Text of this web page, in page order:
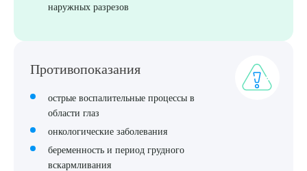
наружных разрезов
Противопоказания
острые воспалительные процессы в
области глаз
онкологические заболевания
беременность и период грудного
вскармливания
Я даю согласие на